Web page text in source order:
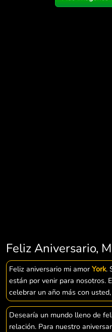
Feliz Aniversario,
Feliz aniversario mi amor York.
están por venir para nosotros.
celebrar un año más con usted,
Desearía un mundo lleno de
relación. Para nuestro